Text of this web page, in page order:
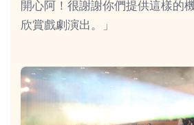
開心阿！很謝謝你們提供這樣的
欣賞戲劇演出。」